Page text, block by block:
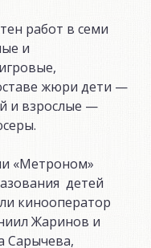
работ в семи
и
жюри дети —
и взрослые —
«Метроном»
детей
кинооператор
Жаринов и
Сарычева,